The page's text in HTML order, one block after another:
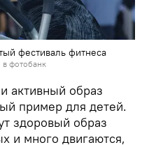
фестиваль фитнеса
в фотобанк
активный образ
пример для детей.
здоровый образ
и много двигаются,